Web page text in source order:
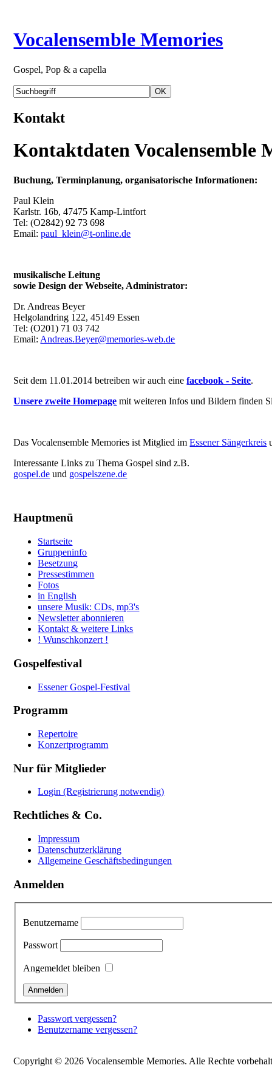
Vocalensemble Memories
Gospel, Pop & a capella
Kontakt
Kontaktdaten Vocalensemble
Buchung, Terminplanung, organisatorische Informationen:
Paul Klein
Karlstr. 16b, 47475 Kamp-Lintfort
Tel: (O2842) 92 73 698
Email:paul_klein@t-online.de
musikalische Leitung
sowie Design der Webseite, Administrator:
Dr. Andreas Beyer
Helgolandring 122, 45149 Essen
Tel: (O201) 71 03 742
Email: Andreas.Beyer@memories-web.de
Seit dem 11.01.2014 betreiben wir auch einefacebook - Seite.
Unsere zweite Homepage mit weiteren Infos und Bildern finden
Das Vocalensemble Memories ist Mitglied imEssener Sängerkreis
Interessante Links zu Thema Gospel sind z.B.
gospel.de und gospelszene.de
Hauptmenü
Startseite
Gruppeninfo
Besetzung
Pressestimmen
Fotos
in English
unsere Musik: CDs, mp3's
Newsletter abonnieren
Kontakt & weitere Links
! Wunschkonzert !
Gospelfestival
Essener Gospel-Festival
Programm
Repertoire
Konzertprogramm
Nur für Mitglieder
Login (Registrierung notwendig)
Rechtliches & Co.
Impressum
Datenschutzerklärung
Allgemeine Geschäftsbedingungen
Anmelden
Benutzername
Passwort
Angemeldet bleiben
Passwort vergessen?
Benutzername vergessen?
Copyright © 2026 Vocalensemble Memories. Alle Rechte